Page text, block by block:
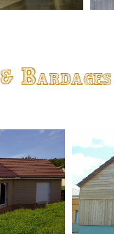
Bardages